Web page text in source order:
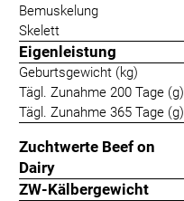
Bemuskelung
Skelett
Eigenleistung
Geburtsgewicht (kg)
Tägl. Zunahme 200 Tage (g)
Tägl. Zunahme 365 Tage (g)
Zuchtwerte Beef on
Dairy
ZW-Kälbergewicht